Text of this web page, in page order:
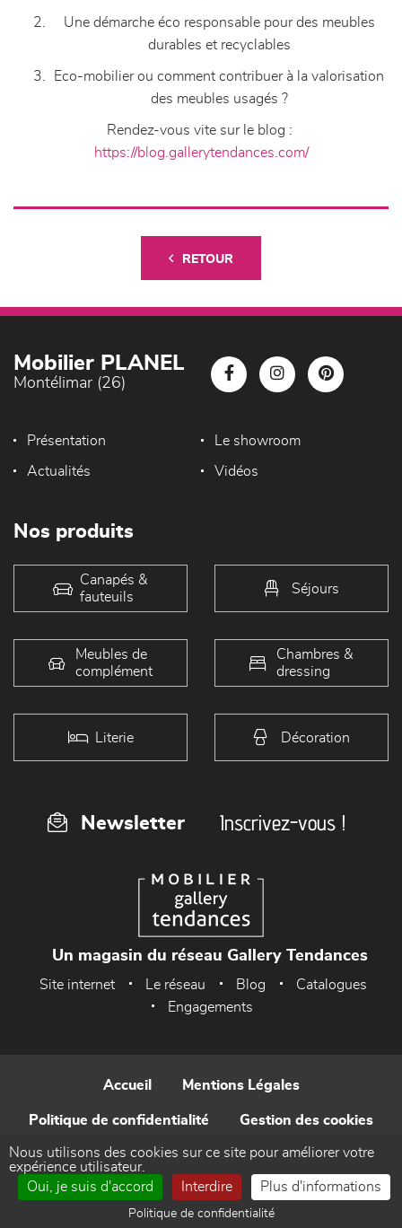
Une démarche éco responsable pour des meubles
durables et recyclables
Eco-mobilier ou comment contribuer à la valorisation
des meubles usagés ?
Rendez-vous vite sur le blog :
https://blog.gallerytendances.com/
RETOUR
Mobilier PLANEL
Montélimar (26)
Présentation Le showroom
Actualités Vidéos
Nos produits
Canapés &
fauteuils
Séjours
Meubles de
complément
Chambres &
dressing
Literie Décoration
Newsletter Inscrivez-vous !
Un magasin du réseau Gallery Tendances
Site internet Le réseau Blog
Catalogues
Engagements
Accueil Mentions Légales
Politique de confidentialité Gestion des cookies
Contact
Réalisé par WEB Enseignes
Nous utilisons des cookies sur ce site pour améliorer votre
expérience utilisateur.
Oui, je suis d'accord
Interdire Plus d'informations
Politique de confidentialité